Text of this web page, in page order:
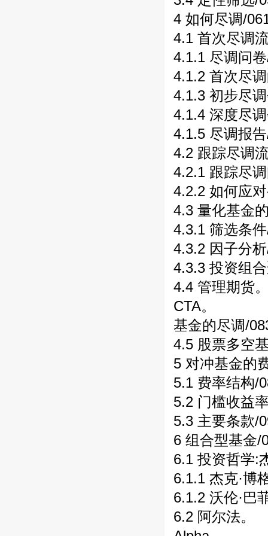
4 如何尽调/
4.1 首次尽调
4.1.1 尽调问
4.1.2 首次尽
4.1.3 初步尽
4.1.4 深度尽
4.1.5 尽调报
4.2 跟踪尽调
4.2.1 跟踪尽
4.2.2 如何应
4.3 量化基金
4.3.1 筛选条
4.3.2 因子分
4.3.3 投资组
4.4 管理期货
CTA。
基金的尽调/
4.5 股票多空
5 对冲基金的
5.1 费率结构/
5.2 门槛收益
5.3 主要条款/
6 组合型基金/
6.1 投资哲学:
6.1.1 杰克·博
6.1.2 沃伦·巴
6.2 阿尔法。